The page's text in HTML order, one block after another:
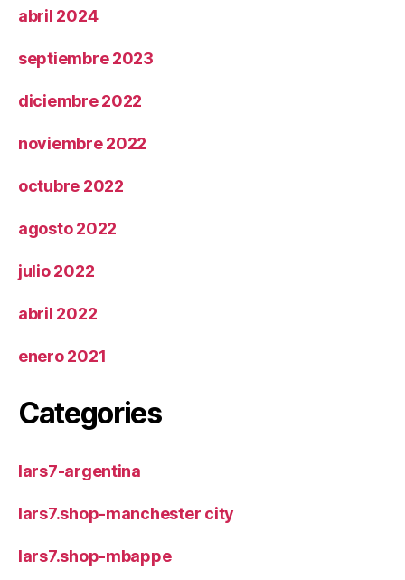
abril 2024
septiembre 2023
diciembre 2022
noviembre 2022
octubre 2022
agosto 2022
julio 2022
abril 2022
enero 2021
Categories
lars7-argentina
lars7.shop-manchester city
lars7.shop-mbappe